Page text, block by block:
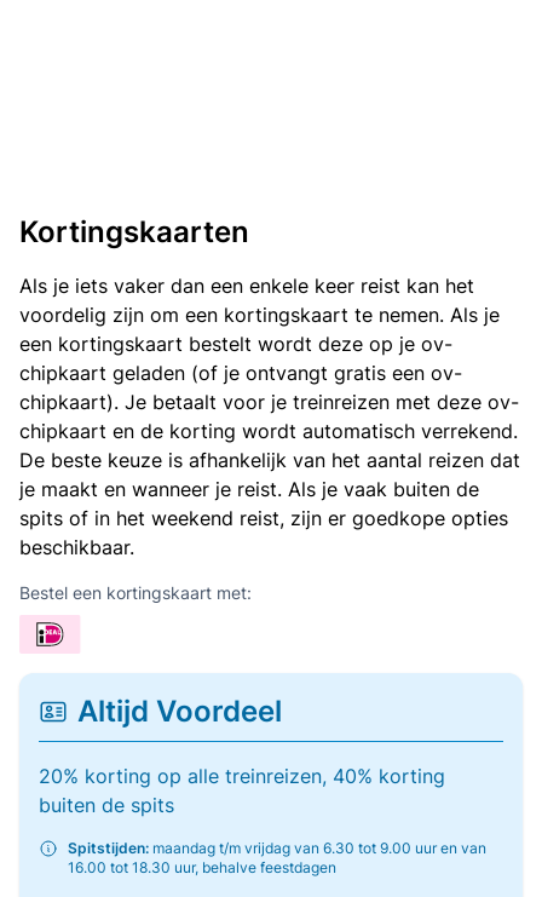
Kortingskaarten
Als je iets vaker dan een enkele keer reist kan het
voordelig zijn om een kortingskaart te nemen. Als je
een kortingskaart bestelt wordt deze op je ov-
chipkaart geladen (of je ontvangt gratis een ov-
chipkaart). Je betaalt voor je treinreizen met deze ov-
chipkaart en de korting wordt automatisch verrekend.
De beste keuze is afhankelijk van het aantal reizen dat
je maakt en wanneer je reist. Als je vaak buiten de
spits of in het weekend reist, zijn er goedkope opties
beschikbaar.
Bestel een kortingskaart met:
Altijd Voordeel
20% korting op alle treinreizen, 40% korting
buiten de spits
Spitstijden: maandag t/m vrijdag van 6.30 tot 9.00 uur en van
16.00 tot 18.30 uur, behalve feestdagen